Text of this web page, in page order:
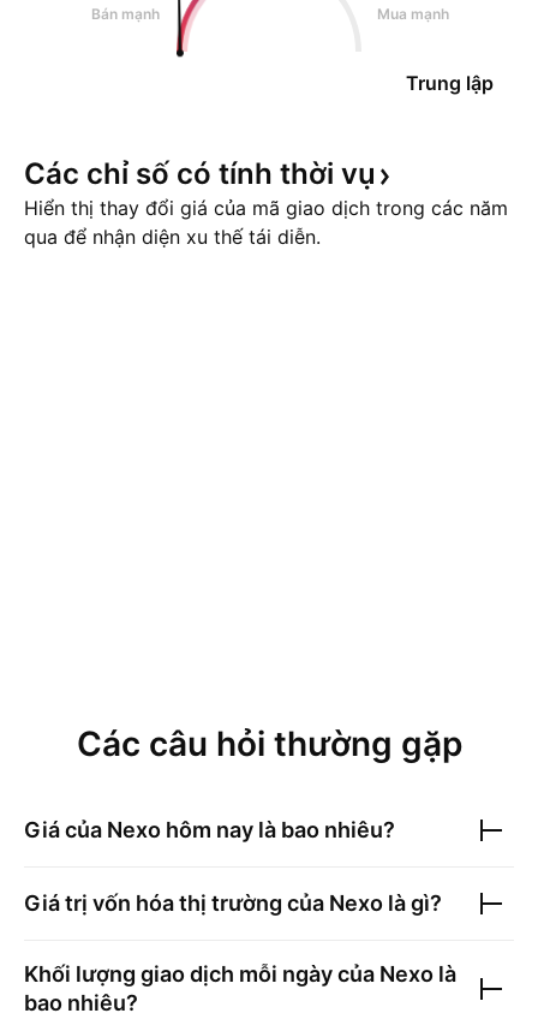
Bán mạnh Mua mạnh
Trung lập
Các chỉ số có tính thời vụ
Hiển thị thay đổi giá của mã giao dịch trong các năm
qua để nhận diện xu thế tái diễn.
Các câu hỏi thường gặp
Giá của Nexo hôm nay là bao nhiêu?
Giá trị vốn hóa thị trường của Nexo là gì?
Khối lượng giao dịch mỗi ngày của Nexo là
bao nhiêu?